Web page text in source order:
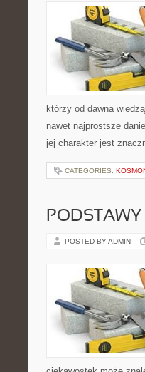
którzy od dawna
nawet najprostsze
jej charakter jest
CATEGORIES:
POSTED BY ADMIN